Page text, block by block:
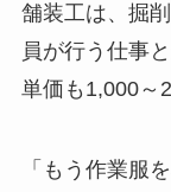
舗装工は、掘
員が行う仕事
単価も1,000～
「もう作業服